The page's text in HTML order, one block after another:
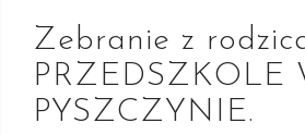
Zebranie z
PRZEDSZKOLE
PYSZCZYNIE.